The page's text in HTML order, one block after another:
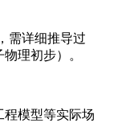
需详细推导过
理初步）。
程模型等实际场